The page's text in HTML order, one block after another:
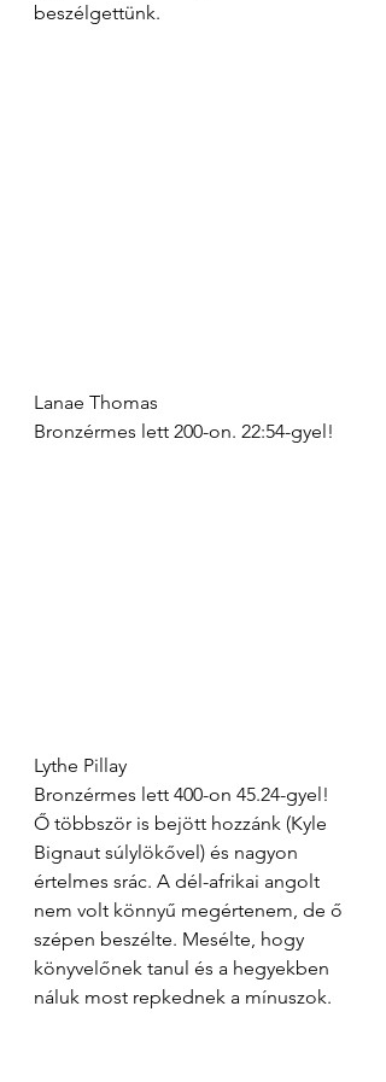
beszélgettünk.
Lanae Thomas
Bronzérmes lett 200-on. 22:54-gyel!
Lythe Pillay
Bronzérmes lett 400-on 45.24-gyel!
Ő többször is bejött hozzánk (Kyle
Bignaut súlylökővel) és nagyon
értelmes srác. A dél-afrikai angolt
nem volt könnyű megértenem, de ő
szépen beszélte. Mesélte, hogy
könyvelőnek tanul és a hegyekben
náluk most repkednek a mínuszok.